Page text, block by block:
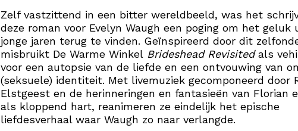
Zelf vastzittend in een bitter wereldbeeld, was het
deze roman voor Evelyn Waugh een poging om het geluk
jonge jaren terug te vinden. Geïnspireerd door dit
misbruikt De Warme Winkel Brideshead Revisitedals
voor een autopsie van de liefde en een ontvouwing van
(seksuele) identiteit. Met livemuziek gecomponeerd door
Elstgeest en de herinneringen en fantasieën van Florian
als kloppend hart, reanimeren ze eindelijk het epische
liefdesverhaal waar Waugh zo naar verlangde.